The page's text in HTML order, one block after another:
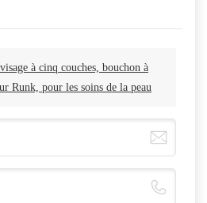
à cinq couches, bouchon à
Runk, pour les soins de la peau